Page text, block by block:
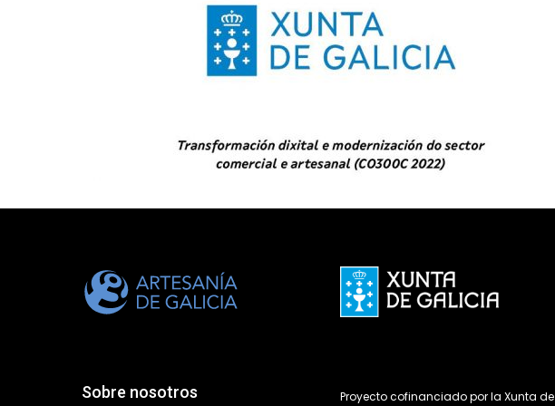
Sobre nosotros Proyecto cofinanciado por la Xunta de